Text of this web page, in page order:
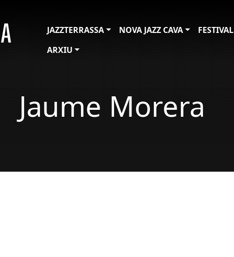
JAZZTERRASSA
NOVA JAZZ CAVA FESTIVAL
ARXIU
Jaume Morera